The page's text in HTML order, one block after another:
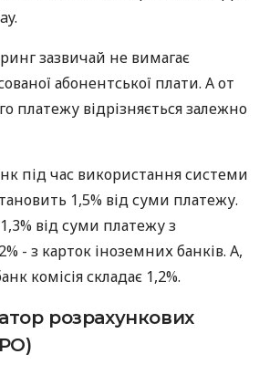
зазвичай не вимагає
абонентської плати. А от
платежу відрізняється залежно
під час використання системи
1,5% від суми платежу.
від суми платежу з
- з карток іноземних банків. А,
комісія складає 1,2%.
розрахункових